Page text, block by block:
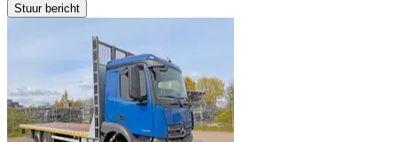
Stuur bericht